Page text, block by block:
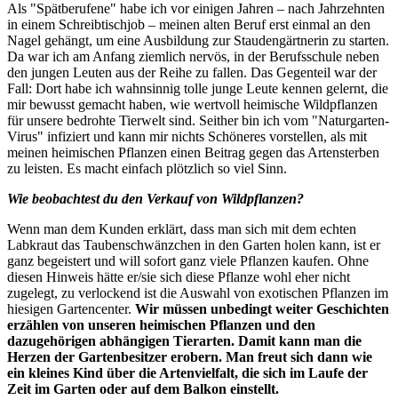
Als "Spätberufene" habe ich vor einigen Jahren – nach Jahrzehnten
in einem Schreibtischjob – meinen alten Beruf erst einmal an den
Nagel gehängt, um eine Ausbildung zur Staudengärtnerin zu starten.
Da war ich am Anfang ziemlich nervös, in der Berufsschule neben
den jungen Leuten aus der Reihe zu fallen. Das Gegenteil war der
Fall: Dort habe ich wahnsinnig tolle junge Leute kennen gelernt, die
mir bewusst gemacht haben, wie wertvoll heimische Wildpflanzen
für unsere bedrohte Tierwelt sind. Seither bin ich vom "Naturgarten-
Virus" infiziert und kann mir nichts Schöneres vorstellen, als mit
meinen heimischen Pflanzen einen Beitrag gegen das Artensterben
zu leisten. Es macht einfach plötzlich so viel Sinn.
Wie beobachtest du den Verkauf von Wildpflanzen?
Wenn man dem Kunden erklärt, dass man sich mit dem echten
Labkraut das Taubenschwänzchen in den Garten holen kann, ist er
ganz begeistert und will sofort ganz viele Pflanzen kaufen. Ohne
diesen Hinweis hätte er/sie sich diese Pflanze wohl eher nicht
zugelegt, zu verlockend ist die Auswahl von exotischen Pflanzen im
hiesigen Gartencenter. Wir müssen unbedingt weiter Geschichten
erzählen von unseren heimischen Pflanzen und den
dazugehörigen abhängigen Tierarten. Damit kann man die
Herzen der Gartenbesitzer erobern. Man freut sich dann wie
ein kleines Kind über die Artenvielfalt, die sich im Laufe der
Zeit im Garten oder auf dem Balkon einstellt.